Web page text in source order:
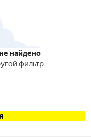
найдено
фильтр